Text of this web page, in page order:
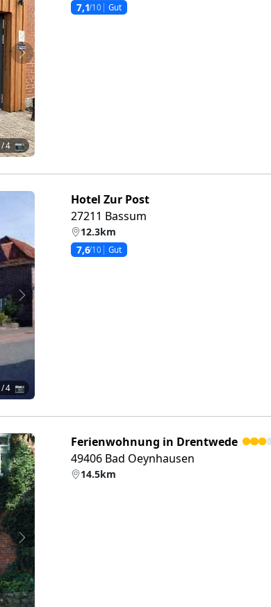
Weiter
/ 4 📷
7,1/10 Gut
Weiter
/ 4 📷
Hotel Zur Post
27211 Bassum
12.3km
7,6/10 Gut
Weiter
Ferienwohnung in Drentwede
49406 Bad Oeynhausen
14.5km